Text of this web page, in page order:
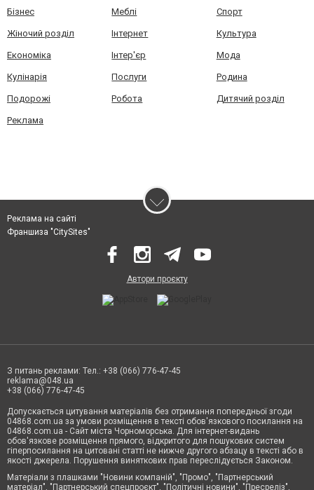
Бізнес Меблі Спорт
Жіночий розділ Інтернет Культура
Економіка Інтер'єр Мода
Кулінарія Послуги Родина
Подорожі Робота Дитячий розділ
Реклама
Реклама на сайті
Франшиза "CitySites"
Автори проєкту
З питань реклами: Тел.: +38 (066) 776-47-45
reklama@048.ua
+38 (066) 776-47-45
Допускається цитування матеріалів без отримання попередньої згоди
04868.com.ua за умови розміщення в тексті обов'язкового посилання на
04868.com.ua - Сайт міста Чорноморська. Для інтернет-видань
обов'язкове розміщення прямого, відкритого для пошукових систем
гіперпосилання на цитовані статті не нижче другого абзацу в тексті або в
якості джерела. Порушення виняткових прав переслідується Законом.
Матеріали з плашками "Новини компаній", "Промо", "Партнерський
матеріал", "Партнерський спецпроєкт", "Політичні новини", "Пресреліз",